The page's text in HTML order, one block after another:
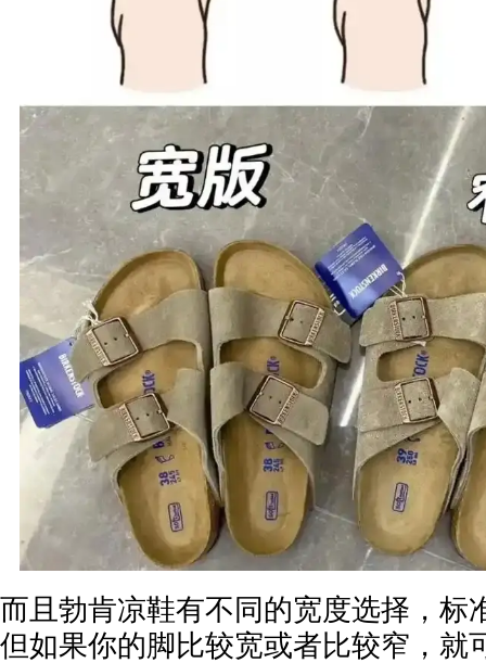
而且勃肯凉鞋有不同的宽度选择，标
但如果你的脚比较宽或者比较窄，就